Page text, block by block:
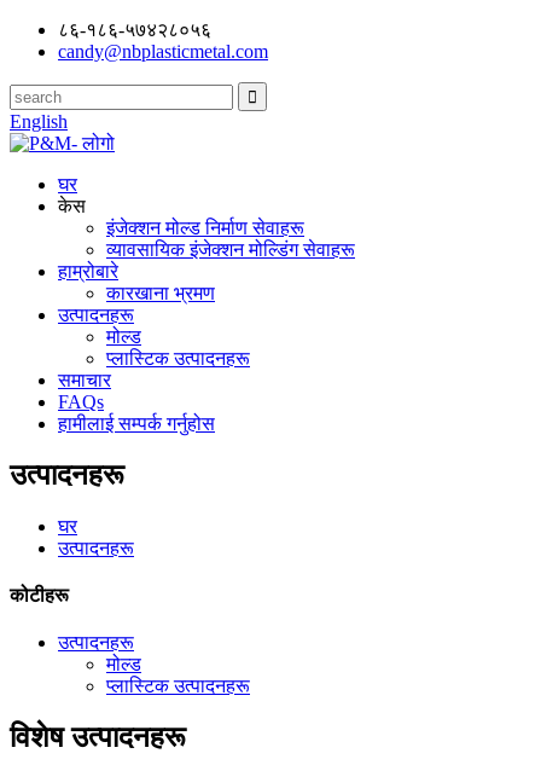
८६-१८६-५७४२८०५६
candy@nbplasticmetal.com
English
घर
केस
इंजेक्शन मोल्ड निर्माण सेवाहरू
व्यावसायिक इंजेक्शन मोल्डिंग सेवाहरू
हाम्रोबारे
कारखाना भ्रमण
उत्पादनहरू
मोल्ड
प्लास्टिक उत्पादनहरू
समाचार
FAQs
हामीलाई सम्पर्क गर्नुहोस
उत्पादनहरू
घर
उत्पादनहरू
कोटीहरू
उत्पादनहरू
मोल्ड
प्लास्टिक उत्पादनहरू
विशेष उत्पादनहरू